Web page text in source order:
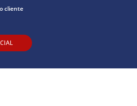
cliente